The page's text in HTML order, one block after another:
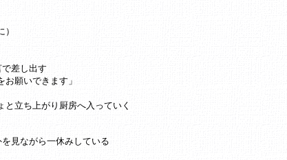
差し出す
願いできます」
立ち上がり厨房へ入っていく
見ながら一休みしている